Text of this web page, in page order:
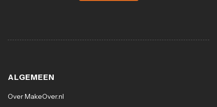
ALGEMEEN
Over MakeOver.nl